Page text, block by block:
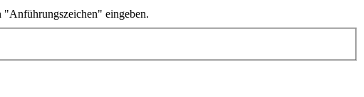
"Anführungszeichen" eingeben.